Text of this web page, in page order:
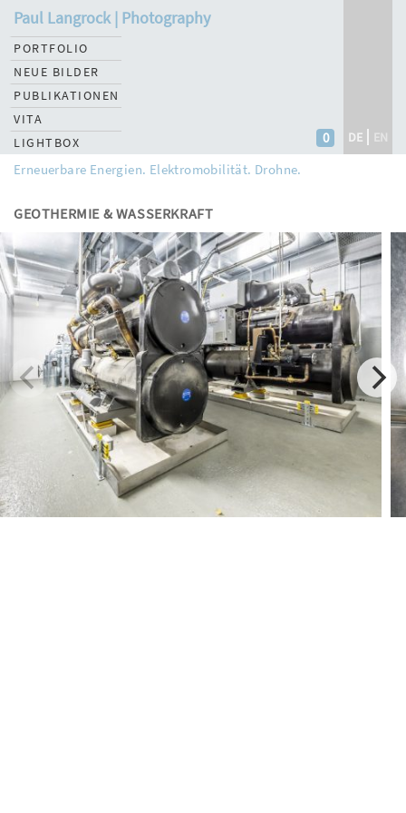
Paul Langrock | Photography
DE EN
0
PORTFOLIO
NEUE BILDER
PUBLIKATIONEN
VITA
LIGHTBOX
Erneuerbare Energien. Elektromobilität. Drohne.
GEOTHERMIE & WASSERKRAFT